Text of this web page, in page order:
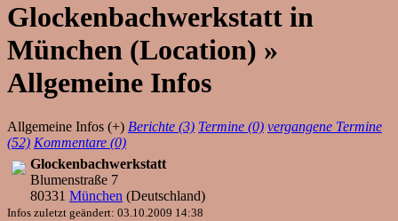
Glockenbachwerkstatt in
München (Location) »
Allgemeine Infos
Allgemeine Infos (+) Berichte (3) Termine (0) vergangene Termine
(52) Kommentare (0)
Glockenbachwerkstatt
Blumenstraße 7
80331 München (Deutschland)
Infos zuletzt geändert: 03.10.2009 14:38